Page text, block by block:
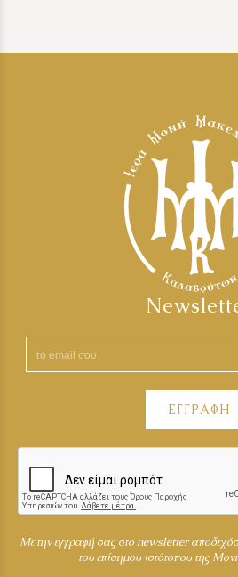
ΕΓΓΡΑΦΗ
Mε την εγγραφή σας στο newsletter
του επίσημου ιστότοπου της